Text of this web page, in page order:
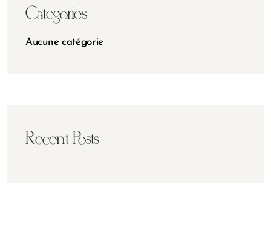
Categories
Aucune catégorie
Recent Posts